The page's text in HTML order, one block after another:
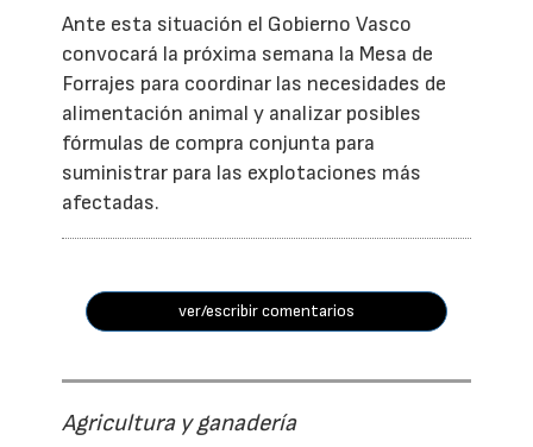
Ante esta situación el Gobierno Vasco
convocará la próxima semana la Mesa de
Forrajes para coordinar las necesidades de
alimentación animal y analizar posibles
fórmulas de compra conjunta para
suministrar para las explotaciones más
afectadas.
ver/escribir comentarios
Agricultura y ganadería